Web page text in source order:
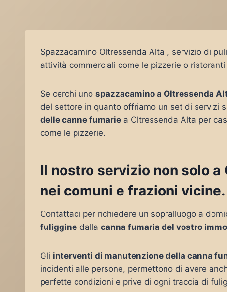
Spazzacamino Oltressenda Alta , servizio di
attività commerciali come le pizzerie o ristoranti
Se cerchi uno spazzacamino a Oltressenda
del settore in quanto offriamo un set di servizi
delle canne fumarie a Oltressenda Alta per
come le pizzerie.
Il nostro servizio non solo
nei comuni e frazioni vicine.
Contattaci per richiedere un sopralluogo a
fuliggine dalla canna fumaria del vostro
Gli interventi di manutenzione della canna
incidenti alle persone, permettono di avere
perfette condizioni e prive di ogni traccia di